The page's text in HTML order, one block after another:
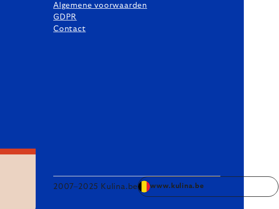
Algemene voorwaarden
GDPR
Contact
2007–2025 Kulina.be www.kulina.be